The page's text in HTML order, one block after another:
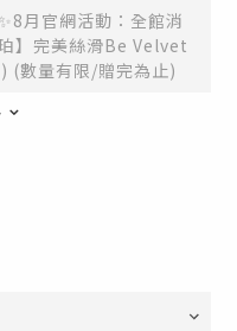
月官網活動：全館消
】完美絲滑Be Velvet
(數量有限/贈完為止)